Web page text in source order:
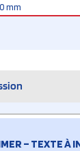
mm
– TEXTE À